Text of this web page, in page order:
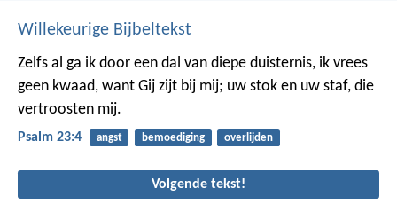
Willekeurige Bijbeltekst
Zelfs al ga ik door een dal van diepe duisternis, ik vrees
geen kwaad, want Gij zijt bij mij; uw stok en uw staf, die
vertroosten mij.
Psalm 23:4 angst bemoediging overlijden
Volgende tekst!